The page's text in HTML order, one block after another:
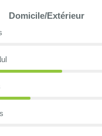
Domicile/Extérieur